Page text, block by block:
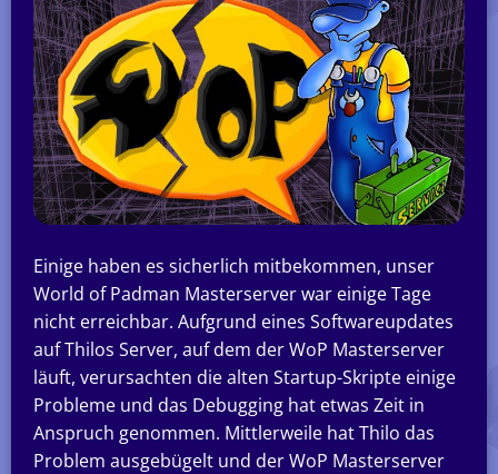
Einige haben es sicherlich mitbekommen, unser
World of Padman Masterserver war einige Tage
nicht erreichbar. Aufgrund eines Softwareupdates
auf Thilos Server, auf dem der WoP Masterserver
läuft, verursachten die alten Startup-Skripte einige
Probleme und das Debugging hat etwas Zeit in
Anspruch genommen. Mittlerweile hat Thilo das
Problem ausgebügelt und der WoP Masterserver